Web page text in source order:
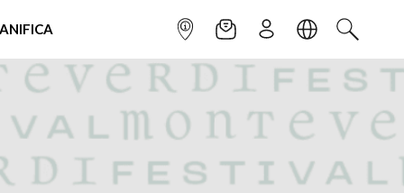
INFOPOINTNEWSLETTER
ISCRIVITILINGUACERCA